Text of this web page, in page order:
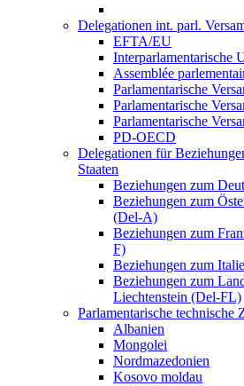
Delegationen int. parl.
EFTA/EU
Interparlamentarische
Assemblée
Parlamentarische
Parlamentarische
Parlamentarische
PD-OECD
Delegationen für
Staaten
Beziehungen zum
Beziehungen zum
(Del-A)
Beziehungen zum
F)
Beziehungen zum
Beziehungen zum
Liechtenstein (Del-FL)
Parlamentarische technische
Albanien
Mongolei
Nordmazedonien
Kosovo moldau